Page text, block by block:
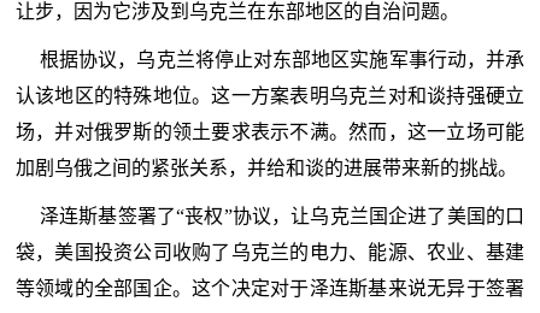
让步，因为它涉及到乌克兰在东部地区的自治问题。
根据协议，乌克兰将停止对东部地区实施军事行动，并承
认该地区的特殊地位。这一方案表明乌克兰对和谈持强硬立
场，并对俄罗斯的领土要求表示不满。然而，这一立场可能
加剧乌俄之间的紧张关系，并给和谈的进展带来新的挑战。
泽连斯基签署了“丧权”协议，让乌克兰国企进了美国的口
袋，美国投资公司收购了乌克兰的电力、能源、农业、基建
等领域的全部国企。这个决定对于泽连斯基来说无异于签署